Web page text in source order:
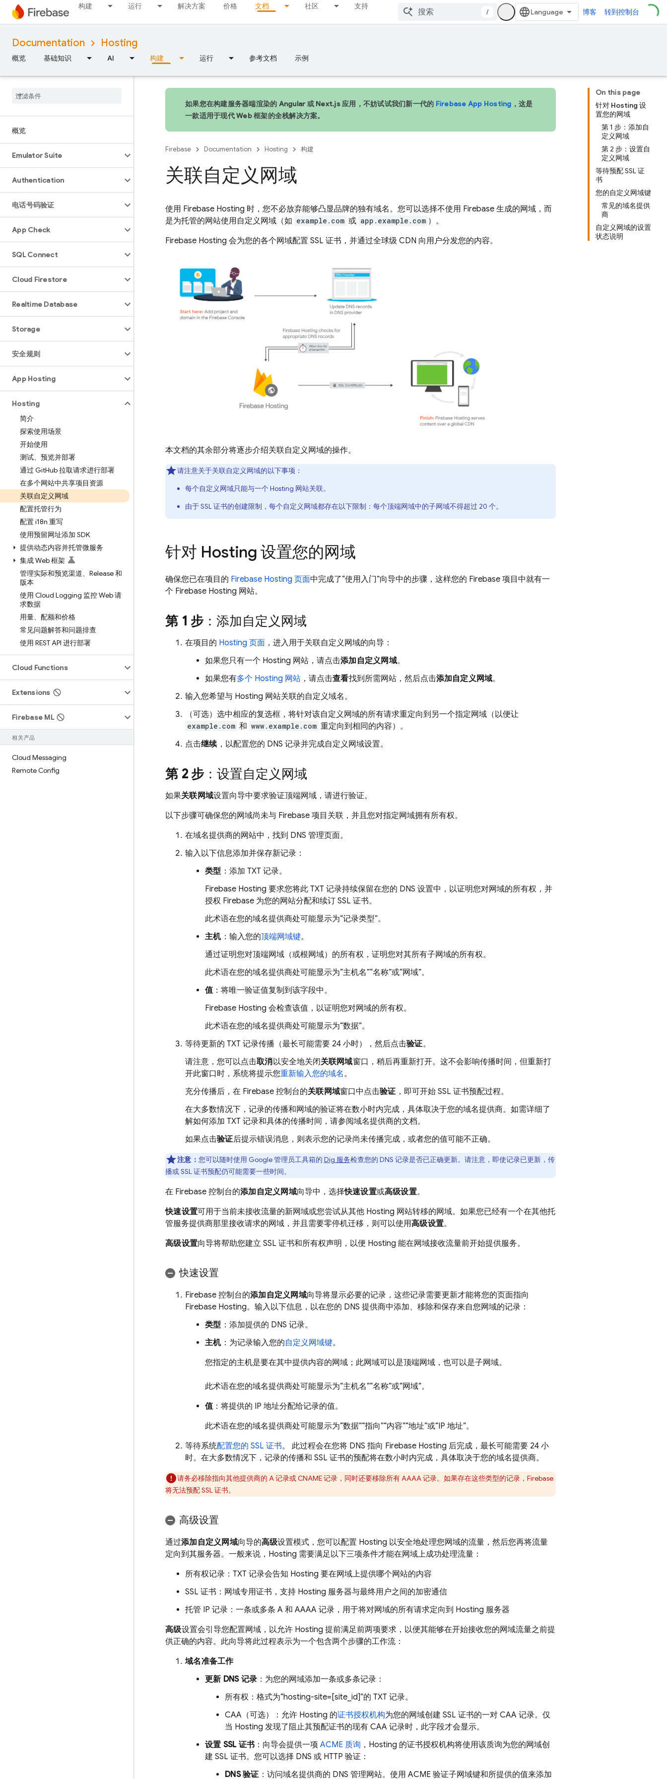
构建 运行 解决方案 价格 文档 社区 支持
/ 博客 转到控制台
Documentation Hosting
概览 基础知识 AI 构建 运行 参考文档 示例
概览
Emulator Suite
Authentication
电话号码验证
App Check
SQL Connect
Cloud Firestore
Realtime Database
Storage
安全规则
App Hosting
Hosting
简介
探索使用场景
开始使用
测试、预览并部署
通过 GitHub 拉取请求进行部署
在多个网站中共享项目资源
关联自定义网域
配置托管行为
配置 i18n 重写
使用预留网址添加 SDK
提供动态内容并托管微服务
集成 Web 框架
管理实际和预览渠道、Release 和
版本
使用 Cloud Logging 监控 Web 请
求数据
用量、配额和价格
常见问题解答和问题排查
使用 REST API 进行部署
Cloud Functions
Extensions
Firebase ML
相关产品
Cloud Messaging
Remote Config
On this page
针对 Hosting 设
置您的网域
第 1 步：添加自
定义网域
第 2 步：设置自
定义网域
等待预配 SSL 证
书
您的自定义网域键
常见的域名提供
商
自定义网域的设置
状态说明
如果您在构建服务器端渲染的 Angular 或 Next.js 应用，不妨试试我们新一代的 Firebase App Hosting ，这是
一款适用于现代 Web 框架的全栈解决方案。
Firebase Documentation Hosting 构建
关联自定义网域
使用 Firebase Hosting 时，您不必放弃能够凸显品牌的独有域名。您可以选择不使用 Firebase 生成的网域，而
是为托管的网站使用自定义网域（如 example.com 或 app.example.com ）。
Firebase Hosting 会为您的各个网域配置 SSL 证书，并通过全球级 CDN 向用户分发您的内容。
本文档的其余部分将逐步介绍关联自定义网域的操作。
请注意关于关联自定义网域的以下事项：
每个自定义网域只能与一个 Hosting 网站关联。
由于 SSL 证书的创建限制，每个自定义网域都存在以下限制：每个顶端网域中的子网域不得超过 20 个。
针对 Hosting 设置您的网域
确保您已在项目的 Firebase Hosting 页面中完成了“使用入门”向导中的步骤，这样您的 Firebase 项目中就有一
个 Firebase Hosting 网站。
第 1 步 ：添加自定义网域
在项目的 Hosting 页面 ，进入用于关联自定义网域的向导：
如果您只有一个 Hosting 网站，请点击添加自定义网域。
如果您有多个 Hosting 网站 ，请点击查看找到所需网站，然后点击添加自定义网域。
输入您希望与 Hosting 网站关联的自定义域名。
（可选）选中相应的复选框，将针对该自定义网域的所有请求重定向到另一个指定网域（以便让
example.com 和 www.example.com 重定向到相同的内容）。
点击继续，以配置您的 DNS 记录并完成自定义网域设置。
第 2 步 ：设置自定义网域
如果关联网域设置向导中要求验证顶端网域，请进行验证。
以下步骤可确保您的网域尚未与 Firebase 项目关联，并且您对指定网域拥有所有权。
在域名提供商的网站中，找到 DNS 管理页面。
输入以下信息添加并保存新记录：
类型 ：添加 TXT 记录。
Firebase Hosting 要求您将此 TXT 记录持续保留在您的 DNS 设置中，以证明您对网域的所有权，并
授权 Firebase 为您的网站分配和续订 SSL 证书。
此术语在您的域名提供商处可能显示为“记录类型”。
主机：输入您的顶端网域键。
通过证明您对顶端网域（或根网域）的所有权，证明您对其所有子网域的所有权。
此术语在您的域名提供商处可能显示为“主机名”“名称”或“网域”。
值 ：将唯一验证值复制到该字段中。
Firebase Hosting 会检查该值，以证明您对网域的所有权。
此术语在您的域名提供商处可能显示为“数据”。
等待更新的 TXT 记录传播（最长可能需要 24 小时），然后点击验证。
请注意，您可以点击取消以安全地关闭关联网域窗口，稍后再重新打开。这不会影响传播时间，但重新打
开此窗口时，系统将提示您重新输入您的域名。
充分传播后，在 Firebase 控制台的关联网域窗口中点击验证 ，即可开始 SSL 证书预配过程。
在大多数情况下，记录的传播和网域的验证将在数小时内完成，具体取决于您的域名提供商。如需详细了
解如何添加 TXT 记录和具体的传播时间，请参阅域名提供商的文档。
如果点击验证后提示错误消息，则表示您的记录尚未传播完成，或者您的值可能不正确。
注意： 您可以随时使用 Google 管理员工具箱的 Dig 服务检查您的 DNS 记录是否已正确更新。请注意，即使记录已更新，传
播或 SSL 证书预配仍可能需要一些时间。
在 Firebase 控制台的添加自定义网域向导中，选择快速设置或高级设置。
快速设置可用于当前未接收流量的新网域或您尝试从其他 Hosting 网站转移的网域。如果您已经有一个在其他托
管服务提供商那里接收请求的网域，并且需要零停机迁移，则可以使用高级设置。
高级设置向导将帮助您建立 SSL 证书和所有权声明，以便 Hosting 能在网域接收流量前开始提供服务。
快速设置
Firebase 控制台的添加自定义网域向导将显示必要的记录，这些记录需要更新才能将您的页面指向
Firebase Hosting。输入以下信息，以在您的 DNS 提供商中添加、移除和保存来自您网域的记录：
类型 ：添加提供的 DNS 记录。
主机：为记录输入您的自定义网域键。
您指定的主机是要在其中提供内容的网域；此网域可以是顶端网域，也可以是子网域。
此术语在您的域名提供商处可能显示为“主机名”“名称”或“网域”。
值 ：将提供的 IP 地址分配给记录的值。
此术语在您的域名提供商处可能显示为“数据”“指向”“内容”“地址”或“IP 地址”。
等待系统配置您的 SSL 证书。 此过程会在您将 DNS 指向 Firebase Hosting 后完成，最长可能需要 24 小
时。在大多数情况下，记录的传播和 SSL 证书的预配将在数小时内完成，具体取决于您的域名提供商。
请务必移除指向其他提供商的 A 记录或 CNAME 记录，同时还要移除所有 AAAA 记录。如果存在这些类型的记录，Firebase
将无法预配 SSL 证书。
高级设置
通过添加自定义网域向导的高级设置模式，您可以配置 Hosting 以安全地处理您网域的流量，然后您再将流量
定向到其服务器。一般来说， Hosting 需要满足以下三项条件才能在网域上成功处理流量：
所有权记录：TXT 记录会告知 Hosting 要在网域上提供哪个网站的内容
SSL 证书：网域专用证书，支持 Hosting 服务器与最终用户之间的加密通信
托管 IP 记录：一条或多条 A 和 AAAA 记录，用于将对网域的所有请求定向到 Hosting 服务器
高级设置会引导您配置网域，以允许 Hosting 提前满足前两项要求，以便其能够在开始接收您的网域流量之前提
供正确的内容。此向导将此过程表示为一个包含两个步骤的工作流：
域名准备工作
更新 DNS 记录 ：为您的网域添加一条或多条记录：
所有权：格式为“hosting-site=[site_id]”的 TXT 记录。
CAA（可选）：允许 Hosting 的证书授权机构为您的网域创建 SSL 证书的一对 CAA 记录。仅
当 Hosting 发现了阻止其预配证书的现有 CAA 记录时，此字段才会显示。
设置 SSL 证书 ：向导会提供一项ACME 质询 ， Hosting 的证书授权机构将使用该质询为您的网域创
建 SSL 证书。您可以选择 DNS 或 HTTP 验证：
DNS 验证 ：访问域名提供商的 DNS 管理网站。使用 ACME 验证子网域键和所提供的值来添加